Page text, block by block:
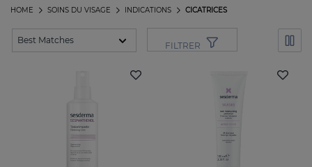
CICATRICES
INDICATIONS
SOINS DU VISAGE
HOME
FILTRER